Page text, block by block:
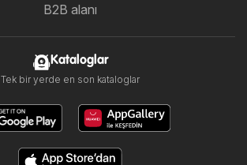
B2B alanı
Kataloglar
Tek bir yerde en son kataloglar